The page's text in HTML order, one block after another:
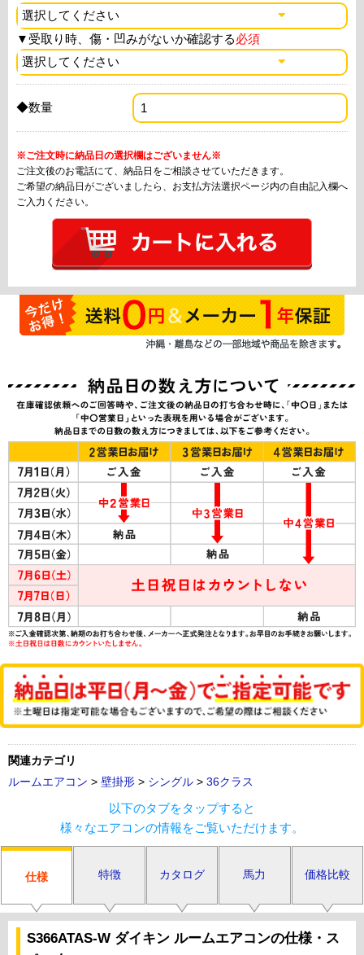
▼ 受取り時、傷・凹みがないか確認する必須
◆数量
※ご注文時に納品日の選択欄はございません※
ご注文後のお電話にて、納品日をご相談させていただきます。
ご希望の納品日がございましたら、お支払方法選択ページ内の自由記入欄へ
ご入力ください。
関連カテゴリ
ルームエアコン > 壁掛形 > シングル > 36クラス
以下のタブをタップすると
様々なエアコンの情報をご覧いただけます。
仕様 特徴 カタログ 馬力 価格比較
S366ATAS-W ダイキン ルームエアコンの仕様・ス